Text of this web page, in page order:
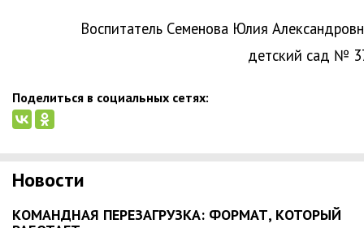
Воспитатель Семенова Юлия
детский сад №
Поделиться в социальных сетях:
Новости
КОМАНДНАЯ ПЕРЕЗАГРУЗКА: ФОРМАТ, КОТОРЫЙ